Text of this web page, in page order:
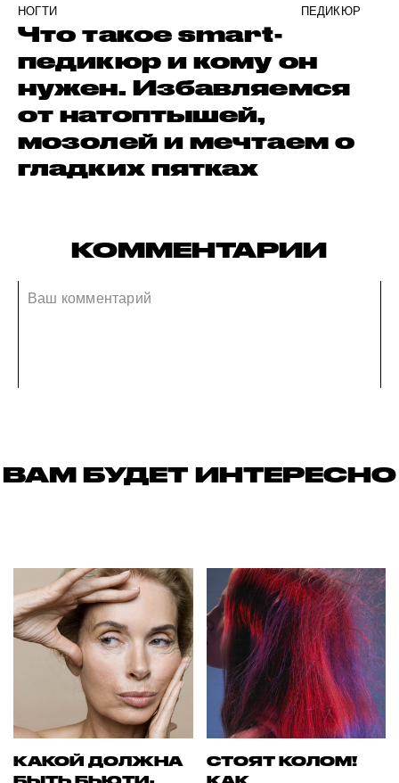
НОГТИ ПЕДИКЮР
Что такое smart-
педикюр и кому он
нужен. Избавляемся
от натоптышей,
мозолей и мечтаем о
гладких пятках
КОММЕНТАРИИ
ВАМ БУДЕТ ИНТЕРЕСНО
КАКОЙ ДОЛЖНА
СТОЯТ КОЛОМ!